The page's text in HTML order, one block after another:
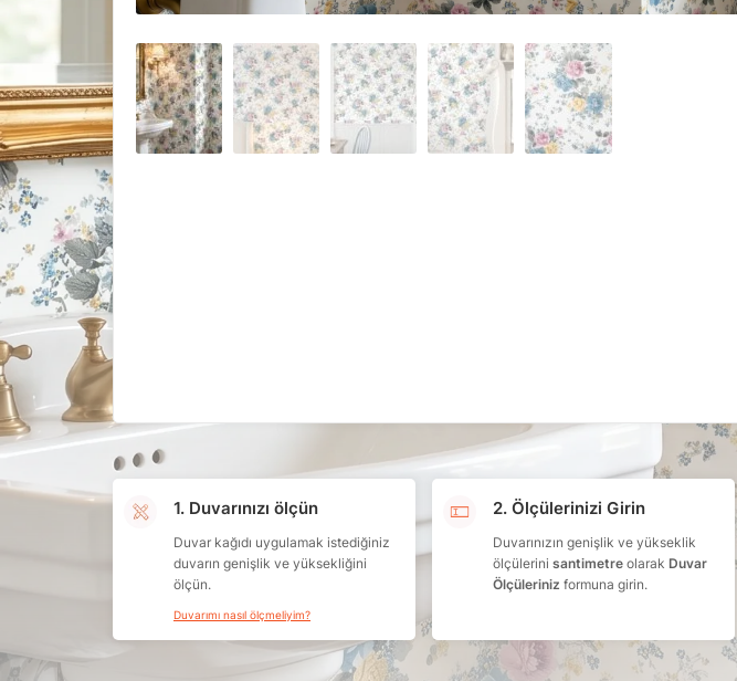
1. Duvarınızı ölçün
Duvar kağıdı uygulamak istediğiniz
duvarın genişlik ve yüksekliğini
ölçün.
Duvarımı nasıl ölçmeliyim?
2. Ölçülerinizi Girin
Duvarınızın genişlik ve yükseklik
ölçülerini santimetreolarak Duvar
Ölçüleriniz formuna girin.